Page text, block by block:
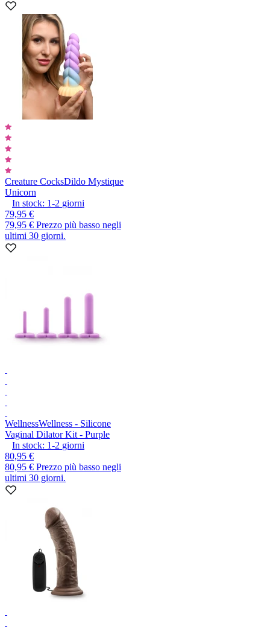
Creature CocksDildo Mystique
Unicorn
In stock: 1-2 giorni
79,95 €
79,95 € Prezzo più basso negli
ultimi 30 giorni.
WellnessWellness - Silicone
Vaginal Dilator Kit - Purple
In stock: 1-2 giorni
80,95 €
80,95 € Prezzo più basso negli
ultimi 30 giorni.